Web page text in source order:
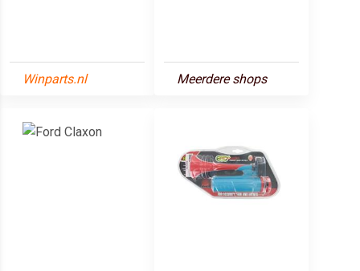
Winparts.nl Meerdere shops